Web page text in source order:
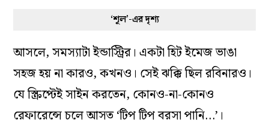
‘শূল’-এর দৃশ্য
আসলে, সমস্যাটা ইন্ডাস্ট্রির। একটা হিট ইমেজ ভাঙা
সহজ হয় না কারও, কখনও। সেই ঝক্কি ছিল রবিনারও।
যে স্ক্রিপ্টেই সাইন করতেন, কোনও-না-কোনও
রেফারেন্সে চলে আসত ‘টিপ টিপ বরসা পানি…’।